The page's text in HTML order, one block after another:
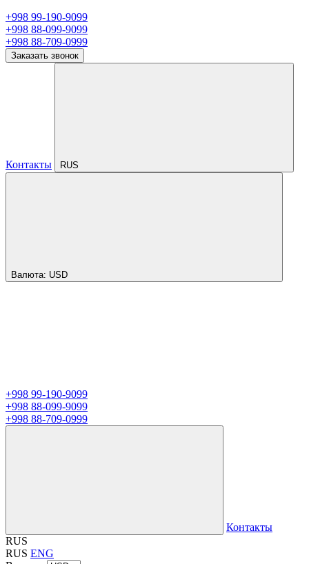
+998 99-190-9099
+998 88-099-9099
+998 88-709-0999
Заказать звонок
Контакты RUS
Валюта: USD
+998 99-190-9099
+998 88-099-9099
+998 88-709-0999
Контакты
RUS
RUS ENG